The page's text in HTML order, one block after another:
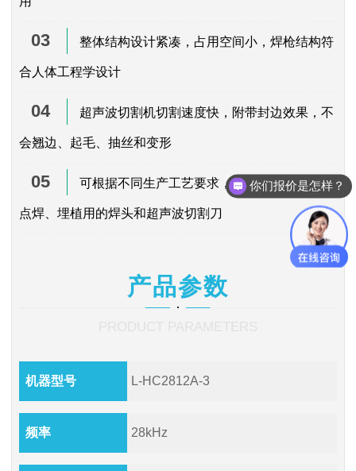
03 整体结构设计紧凑，占用空间小，焊枪结构符
合人体工程学设计
04 超声波切割机切割速度快，附带封边效果，不
会翘边、起毛、抽丝和变形
05 可根据不同生产工艺要求，更换焊接、铆接、
点焊、埋植用的焊头和超声波切割刀
产品参数
机器型号 L-HC2812A-3
频率 28kHz
你们报价是怎样？